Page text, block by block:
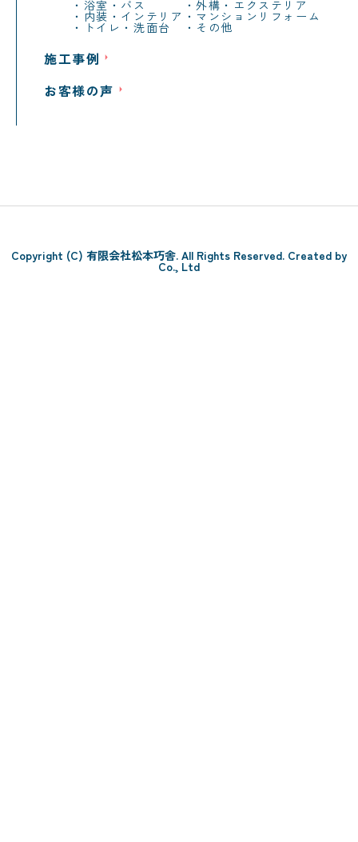
浴室・バス 外構・エクステリア
内装・インテリア マンションリフォーム
トイレ・洗面台 その他
施工事例
お客様の声
Copyright (C) 有限会社松本巧舎. All Rights Reserved. Created by
Co., Ltd